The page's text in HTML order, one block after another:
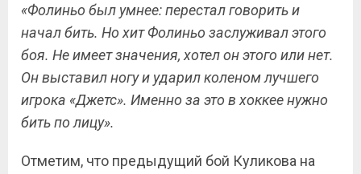
«Фолиньо был умнее: перестал говорить и
начал бить. Но хит Фолиньо заслуживал этого
боя. Не имеет значения, хотел он этого или нет.
Он выставил ногу и ударил коленом лучшего
игрока «Джетс». Именно за это в хоккее нужно
бить по лицу».
Отметим, что предыдущий бой Куликова на